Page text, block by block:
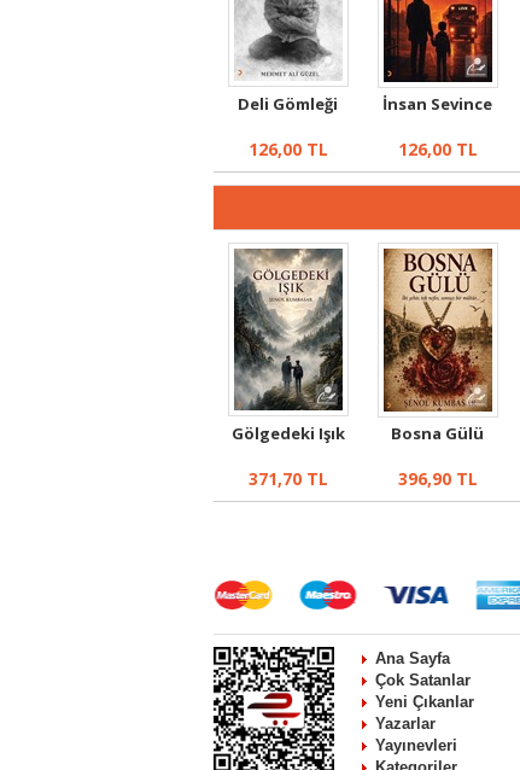
Deli Gömleği
126,00TL
İnsan Sevince
126,00TL
Gölgedeki Işık
371,70TL
Bosna Gülü
396,90TL
Ana Sayfa
Çok Satanlar
Yeni Çıkanlar
Yazarlar
Yayınevleri